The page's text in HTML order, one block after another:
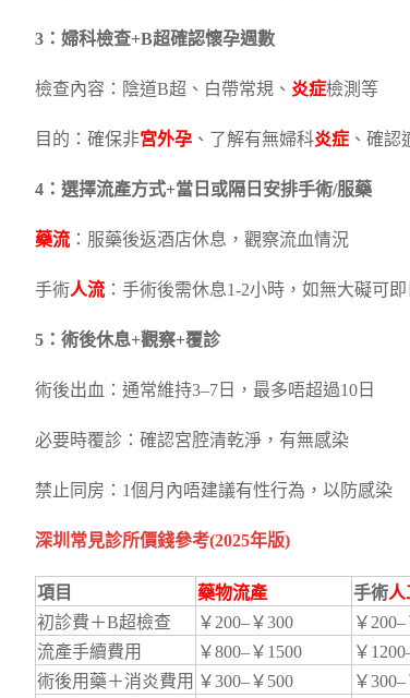
3：婦科檢查+B超確認懷孕週數
檢查內容：陰道B超、白帶常規、 炎症檢測等
目的：確保非宮外孕 、了解有無婦科炎症 、確
4：選擇流產方式+當日或隔日安排手術/服藥
藥流 ：服藥後返酒店休息，觀察流血情況
手術人流 ：手術後需休息1-2小時，如無大礙可
5：術後休息+觀察+覆診
術後出血：通常維持3–7日，最多唔超過10日
必要時覆診：確認宮腔清乾淨，有無感染
禁止同房：1個月內唔建議有性行為，以防感染
深圳常見診所價錢參考(2025年版)
項目 藥物流產 手術人
初診費＋B超檢查
￥200–￥300
￥
流產手續費用
￥800–￥1500
￥
術後用藥＋消炎費用 ￥300–￥500 ￥